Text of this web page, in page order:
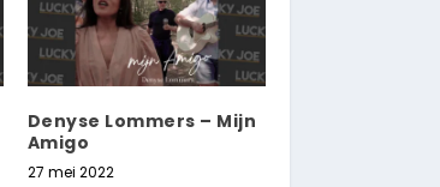
Denyse Lommers – Mijn
Amigo
27 mei 2022